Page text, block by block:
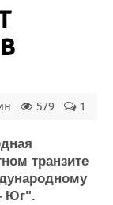
1
579
транзите
Юг".